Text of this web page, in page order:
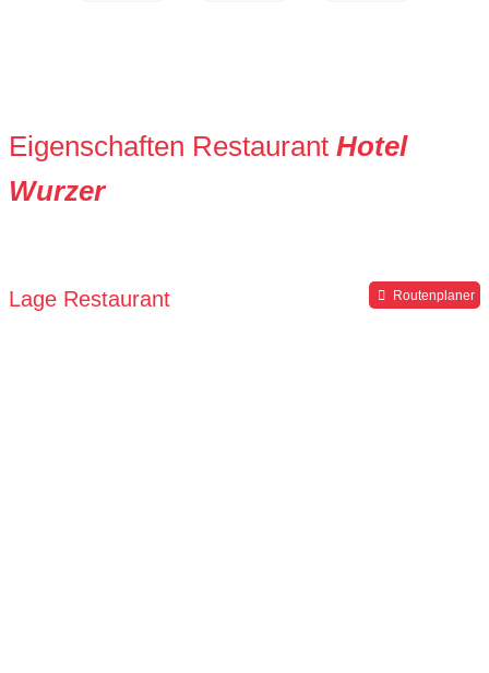
Eigenschaften Restaurant Hotel
Wurzer
Lage Restaurant Routenplaner